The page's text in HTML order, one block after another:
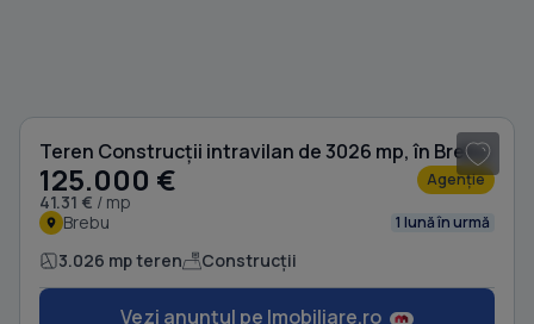
Teren Construcții intravilan de 3026 mp, în Brebu
125.000 €
41.31 € / mp
Agenție
Brebu 1 lună în urmă
3.026 mp teren Construcții
Vezi anunțul pe Imobiliare.ro